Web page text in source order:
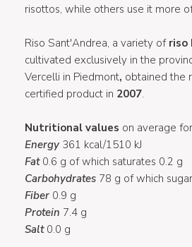
risottos, while others use it more
Riso Sant'Andrea, a variety of riso
cultivated exclusively in the
Vercelli in Piedmont, obtained the
certified product in 2007.
Nutritional values on average
Energy 361 kcal/1510 kJ
Fat 0.6 g of which saturates 0.2 g
Carbohydrates 78 g of which
Fiber 0.9 g
Protein 7.4 g
Salt 0.0 g